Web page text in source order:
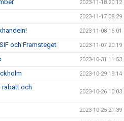
2023-11-18 20:12
2023-11-17 08:29
2023-11-08 16:01
och Framsteget 2023-11-07 20:19
2023-10-31 11:53
2023-10-29 19:14
rabatt och
2023-10-26 10:03
2023-10-25 21:39